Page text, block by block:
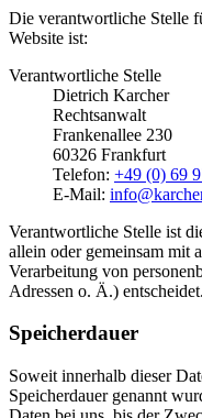
Die verantwortliche Stelle
Website ist:
Verantwortliche Stelle
Dietrich Karcher
Rechtsanwalt
Frankenallee 230
60326 Frankfurt
Telefon: +49 (0) 69
E-Mail:
Verantwortliche Stelle ist
allein oder gemeinsam mit
Verarbeitung von
Adressen o. Ä.) entscheidet.
Speicherdauer
Soweit innerhalb dieser
Speicherdauer genannt